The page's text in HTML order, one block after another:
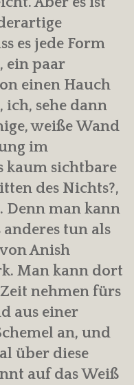
es jede Form
ein paar
einen Hauch
ich, sehe dann
weiße Wand
im
kaum sichtbare
des Nichts?,
Denn man kann
tun als
Anish
Man kann dort
nehmen fürs
aus einer
an, und
über diese
auf das Weiß